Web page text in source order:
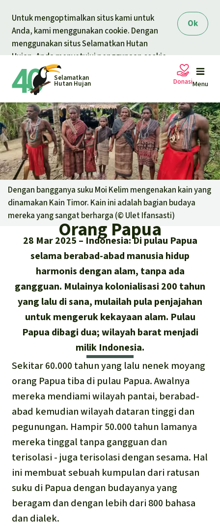
Ok
Untuk mengoptimalkan situs kami untuk
Anda, kami menggunakan cookie. Dengan
menggunakan situs Selamatkan Hutan
Hujan, Anda menyetujui penggunaan cookie.
Selamatkan
Hutan Hujan Menu
Petisi
Proyek
Topik
Topik kami
Biodiversitas
Pertambangan
Iklim
Hutan Hujan
Kawasan lindung
Mobil listrik
Hak-hak Alam
Biodiesel
Minyak Sawit
Semen
Kayu tropis
Berita
Sukses dan Berita demi Hutan
Hujan
Updates
Sukses
Cari
Indonesia
Deutsch
English
Español
Français
Italiano
Português
Donasi
Donasi umum
Donasi untuk tema
Pelindungan hewan
Hutan hujan
Pembela hutan hujan
Donasi untuk wilayah
Asia Tenggara
Afrika
Amerika Latin
Dengan bangganya suku Moi Kelim mengenakan kain yang
dinamakan Kain Timor. Kain ini adalah bagian budaya
mereka yang sangat berharga (© Ulet Ifansasti)
Orang Papua
28 Mar 2025
Indonesia: Di pulau Papua
selama berabad-abad manusia hidup
harmonis dengan alam, tanpa ada
gangguan. Mulainya kolonialisasi 200 tahun
yang lalu di sana, mulailah pula penjajahan
untuk mengeruk kekayaan alam. Pulau
Papua dibagi dua; wilayah barat menjadi
milik Indonesia.
Sekitar 60.000 tahun yang lalu nenek moyang
orang Papua tiba di pulau Papua. Awalnya
mereka mendiami wilayah pantai, berabad-
abad kemudian wilayah dataran tinggi dan
pegunungan. Hampir 50.000 tahun lamanya
mereka tinggal tanpa gangguan dan
terisolasi - juga terisolasi dengan sesama. Hal
ini membuat sebuah kumpulan dari ratusan
suku di Papua dengan budayanya yang
beragam dan dengan lebih dari 800 bahasa
dan dialek.